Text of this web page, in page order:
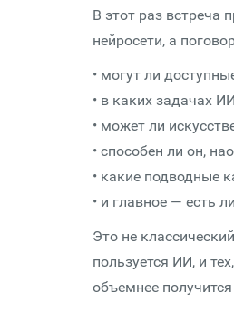
В этот раз встреча
нейросети, а
• могут ли
• в каких задачах
• может ли
• способен ли он,
• какие подводные
• и главное — есть
Это не
пользуется ИИ, и
объемнее